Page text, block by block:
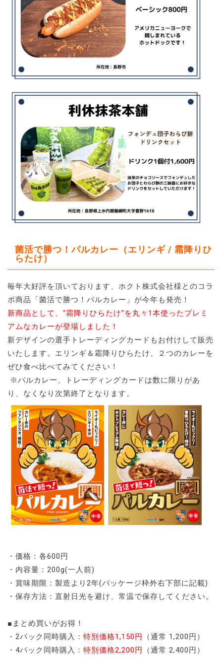
菌活で勝つ！パルカレー（エリンギ / 霜降りひ
らたけ）
毎年大好評を頂いております、ホクト株式会社様とのコラ
ボ商品「菌活で勝つ！パルカレー」が今年も発売！
新商品として、"霜降りひらたけ"を丸々1本使ったプレミ
アムなカレーが登場しました！
新デザインの選手トレーディングカードもお付けして販売
いたします。エリンギ＆霜降りひらたけ、２つのカレーを
ぜひ食べ比べてみてください！
※パルカレー、トレーディングカードは数に限りがあ
り、なくなり次第終了となります。
・価格：各600円
・内容量：200g(一人前)
・賞味期限：製造より2年(パッケージ枠外右下部に記載)
・保存方法：直射日光を避け、常温で保存してください。
■まとめ買いがお得！
・2パック同時購入： 特別価格1,150円
（通常 1,200円）
・4パック同時購入： 特別価格2,200円 （通常 2,400円）